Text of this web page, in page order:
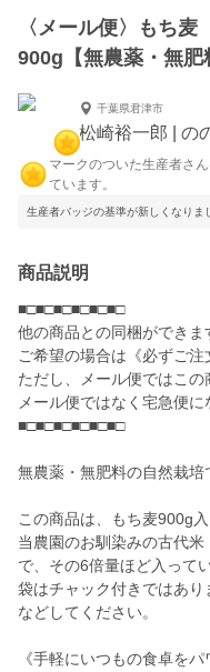
〈メール便〉もち麦
900g【無農薬・無肥
千葉県君津市
松崎裕一郎 | の
マークのついた生産者さ
ています。
生産者バッジの基準が新しくなりま
商品説明
■□■□■□■□■□■□
他の商品との同梱ができま
ご希望の場合は《必ずご注
ただし、メール便ではこ
メール便ではなく宅急便に
■□■□■□■□■□■□
無農薬・無肥料の自然栽培
この商品は、もち麦900g入
当農園のお馴染みの古代
で、その6倍量ほど入って
袋はチャック付きではあ
などしてください。
《手軽にいつもの食卓を